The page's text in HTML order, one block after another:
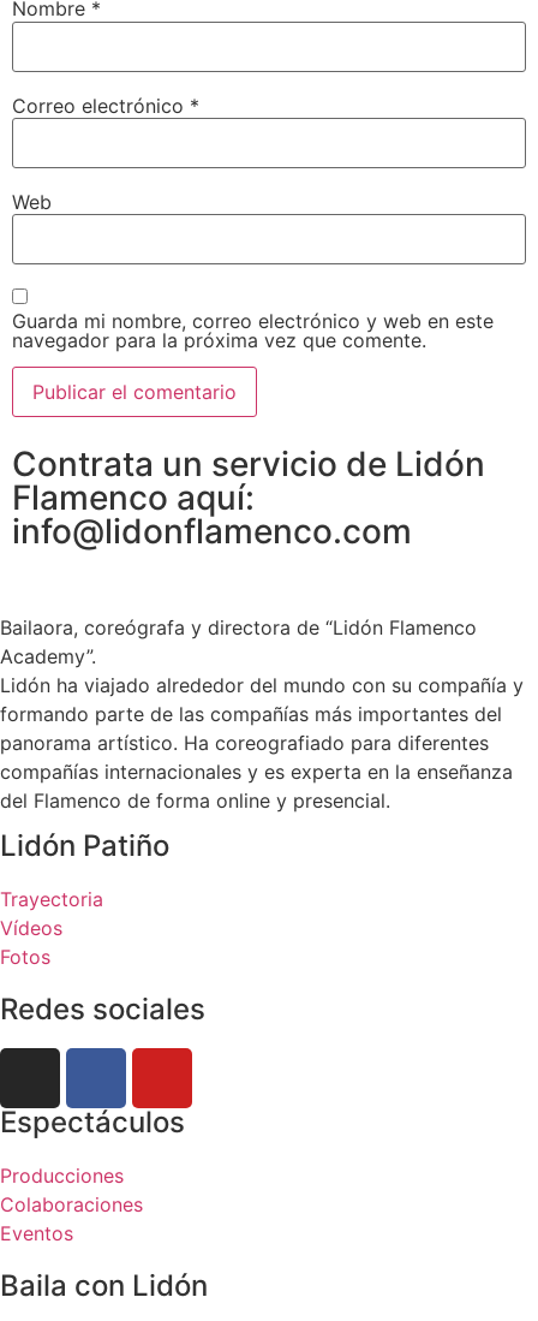
Nombre *
Correo electrónico *
Web
Guarda mi nombre, correo electrónico y web en este
navegador para la próxima vez que comente.
Contrata un servicio de Lidón
Flamenco aquí:
info@lidonflamenco.com
Bailaora, coreógrafa y directora de “Lidón Flamenco
Academy”.
Lidón ha viajado alrededor del mundo con su compañía y
formando parte de las compañías más importantes del
panorama artístico. Ha coreografiado para diferentes
compañías internacionales y es experta en la enseñanza
del Flamenco de forma online y presencial.
Lidón Patiño
Trayectoria
Vídeos
Fotos
Redes sociales
Espectáculos
Producciones
Colaboraciones
Eventos
Baila con Lidón